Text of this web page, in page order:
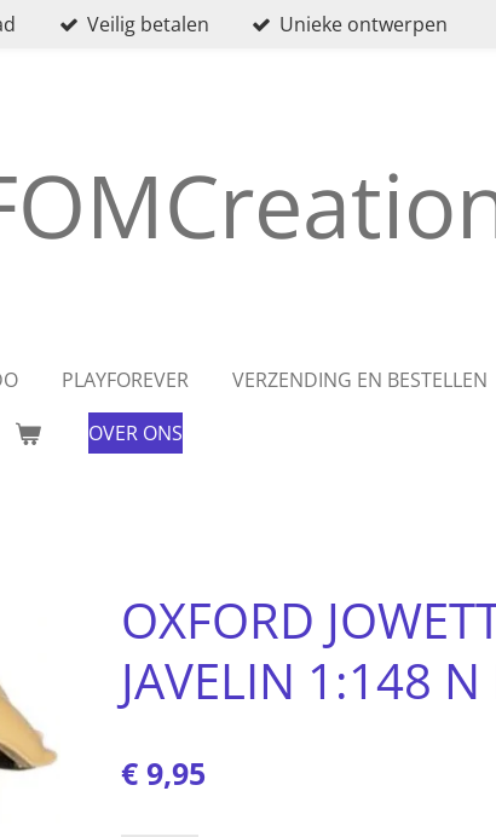
Veilig betalen Unieke ontwerpen
PLAYFOREVER
VERZENDING EN BESTELLEN
OVER ONS
OXFORD
JAVELIN 1:148 N
€ 9,95